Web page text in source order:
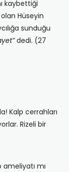
kaybettiği
Hüseyin
sunduğu
dedi. (27
Kalp cerrahları
Rizeli bir
mı